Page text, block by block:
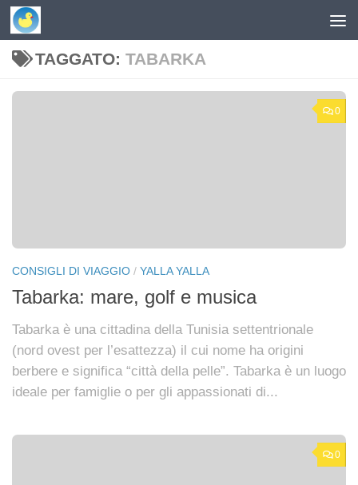
Skip to content
TAGGATO: TABARKA
0
CONSIGLI DI VIAGGIO / YALLA YALLA
Tabarka: mare, golf e musica
Tabarka è una cittadina della Tunisia settentrionale
(nord ovest per l’esattezza) il cui nome ha origini
berbere e significa “città della pelle”. Tabarka è un luogo
ideale per famiglie o per gli appassionati di...
0